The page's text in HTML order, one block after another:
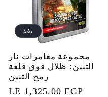
نفذ
مجموعة مغامرات نار
التنين: ظلال فوق قلعة
رمح التنين
السعر
LE 1,325.00 EGP